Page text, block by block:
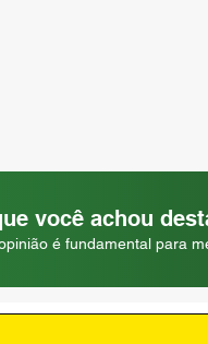
você achou
é fundamental para